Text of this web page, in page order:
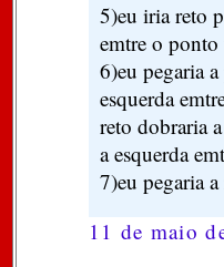
5)eu iria reto
emtre o ponto
6)eu pegaria
esquerda
reto dobraria
a esquerda
7)eu pegaria
11 de maio